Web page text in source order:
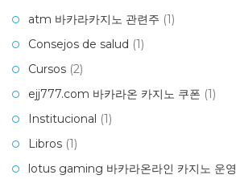
atm 바카라카지노 관련주 (1)
Consejos de salud (1)
Cursos (2)
ejj777.com 바카라온 카지노 쿠폰 (1)
Institucional (1)
Libros (1)
lotus gaming 바카라온라인 카지노 운영